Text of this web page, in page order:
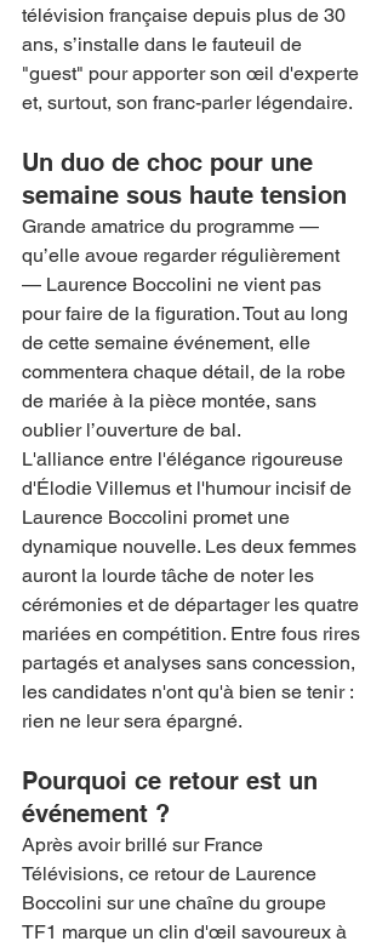
télévision française depuis plus de 30
ans, s’installe dans le fauteuil de
"guest" pour apporter son œil d'experte
et, surtout, son franc-parler légendaire.
Un duo de choc pour une
semaine sous haute tension
Grande amatrice du programme —
qu’elle avoue regarder régulièrement
— Laurence Boccolini ne vient pas
pour faire de la figuration. Tout au long
de cette semaine événement, elle
commentera chaque détail, de la robe
de mariée à la pièce montée, sans
oublier l’ouverture de bal.
L'alliance entre l'élégance rigoureuse
d'Élodie Villemus et l'humour incisif de
Laurence Boccolini promet une
dynamique nouvelle. Les deux femmes
auront la lourde tâche de noter les
cérémonies et de départager les quatre
mariées en compétition. Entre fous rires
partagés et analyses sans concession,
les candidates n'ont qu'à bien se tenir :
rien ne leur sera épargné.
Pourquoi ce retour est un
événement ?
Après avoir brillé sur France
Télévisions, ce retour de Laurence
Boccolini sur une chaîne du groupe
TF1 marque un clin d'œil savoureux à